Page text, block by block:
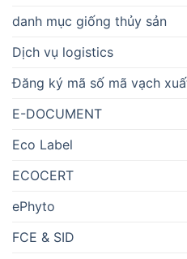
danh mục giống thủy sản
Dịch vụ logistics
Đăng ký mã số mã vạch
E-DOCUMENT
Eco Label
ECOCERT
ePhyto
FCE & SID